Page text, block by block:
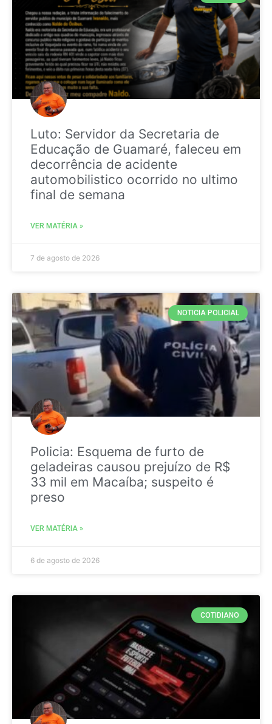
Luto: Servidor da Secretaria de
Educação de Guamaré, faleceu em
decorrência de acidente
automobilistico ocorrido no ultimo
final de semana
VER MATÉRIA »
7 de agosto de 2026
NOTICIA POLICIAL
Policia: Esquema de furto de
geladeiras causou prejuízo de R$
33 mil em Macaíba; suspeito é
preso
VER MATÉRIA »
6 de agosto de 2026
COTIDIANO